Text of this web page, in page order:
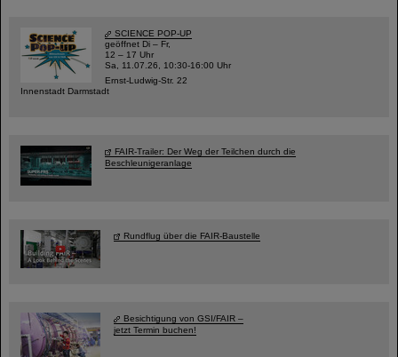
SCIENCE POP-UP
geöffnet Di – Fr,
12 – 17 Uhr
Sa, 11.07.26, 10:30-16:00 Uhr
Ernst-Ludwig-Str. 22
Innenstadt Darmstadt
FAIR-Trailer: Der Weg der Teilchen durch die
Beschleunigeranlage
Rundflug über die FAIR-Baustelle
Besichtigung von GSI/FAIR –
jetzt Termin buchen!